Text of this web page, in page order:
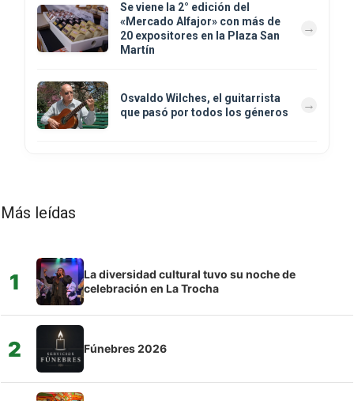
Se viene la 2° edición del
«Mercado Alfajor» con más de
20 expositores en la Plaza San
Martín
Osvaldo Wilches, el guitarrista
que pasó por todos los géneros
Más leídas
1
La diversidad cultural tuvo su noche de
celebración en La Trocha
2 Fúnebres 2026